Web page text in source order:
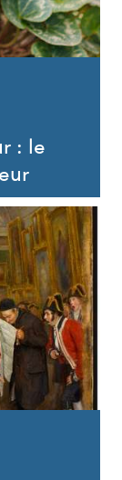
: le